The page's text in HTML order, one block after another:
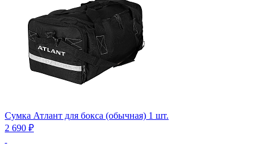
Сумка Атлант для бокса (обычная) 1 шт.
2 690 ₽